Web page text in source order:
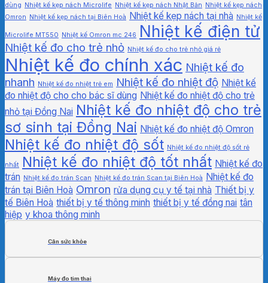
dùng Nhiệt kế kẹp nách Microlife Nhiệt kế kẹp nách Nhật Bản Nhiệt kế kẹp nách
Omron Nhiệt kế kẹp nách tại Biên Hoà Nhiệt kế kẹp nách tại nhà Nhiệt kế
Microlife MT550 Nhiệt kế Omron mc 246 Nhiệt kế điện tử
Nhiệt kế đo cho trẻ nhỏ Nhiệt kế đo cho trẻ nhỏ giá rẻ
Nhiệt kế đo chính xác Nhiệt kế đo
nhanh Nhiệt kế đo nhiệt trẻ em Nhiệt kế đo nhiệt độ Nhiệt kế
đo nhiệt độ cho cho bác sĩ dùng Nhiệt kế đo nhiệt độ cho trẻ
nhỏ tại Đồng Nai Nhiệt kế đo nhiệt độ cho trẻ
sơ sinh tại Đồng Nai Nhiệt kế đo nhiệt độ Omron
Nhiệt kế đo nhiệt độ sốt Nhiệt kế đo nhiệt độ sốt rẻ
nhất Nhiệt kế đo nhiệt độ tốt nhất Nhiệt kế đo
trán Nhiệt kế đo trán Scan Nhiệt kế đo trán Scan tại Biên Hoà Nhiệt kế đo
trán tại Biên Hoà Omron rửa dụng cụ y tế tại nhà Thiết bị y
tế Biên Hoà thiết bị y tế thông minh thiết bị y tế đồng nai tân
hiệp y khoa thông minh
Cân sức khỏe
Máy đo tim thai